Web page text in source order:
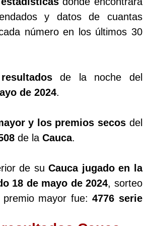
y datos de cuantas
número en los últimos 30
resultadosde la noche del
de 2024.
y los premios secosdel
de la Cauca.
de suCauca jugado en la
18 de mayo de 2024, sorteo
premio mayor fue:4776 serie